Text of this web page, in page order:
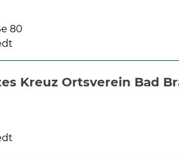
80
Kreuz Ortsverein Bad